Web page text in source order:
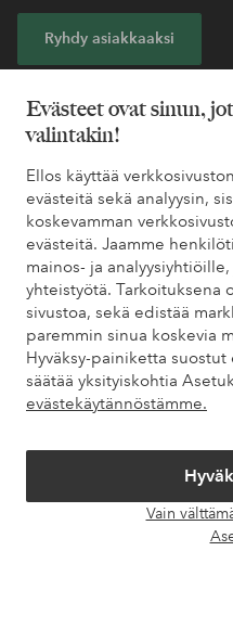
Evästeet ovat sinun,
valintakin!
Ellos käyttää
evästeitä sekä analyysin,
koskevamman
evästeitä. Jaamme
mainos- ja
yhteistyötä. Tarkoituksena
sivustoa, sekä edistää
paremmin sinua koskevia
Hyväksy-painiketta
säätää yksityiskohtia
evästekäytännöstämme.
Vain
Ryhdy asiakkaaksi
Tarvitsetko apua?
Löydät vastaukset useimmin
kysytyistä kysymyksistä.
meihin yhteyttä.
Asiakaspalvelu
Omat sivut
Tietoa Elloksesta